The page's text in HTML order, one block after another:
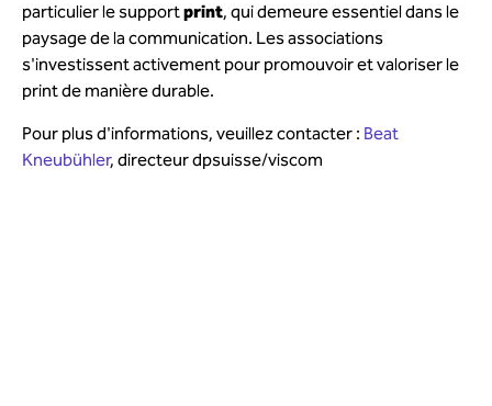
particulier le supportprint, qui demeure essentiel dans le
paysage de la communication. Les associations
s'investissent activement pour promouvoir et valoriser le
print de manière durable.
Pour plus d'informations, veuillez contacter : Beat
Kneubühler, directeur dpsuisse/viscom